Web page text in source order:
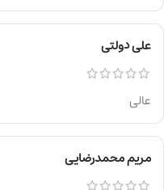
علی دولتی
عالی
مریم محمدرضایی